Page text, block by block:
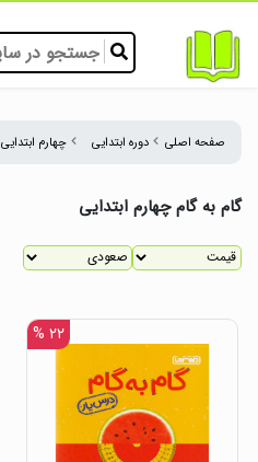
صفحه اصلی دوره ابتدایی چهارم ابتدایی
گام به گام چهارم ابتدایی
۲۲ %